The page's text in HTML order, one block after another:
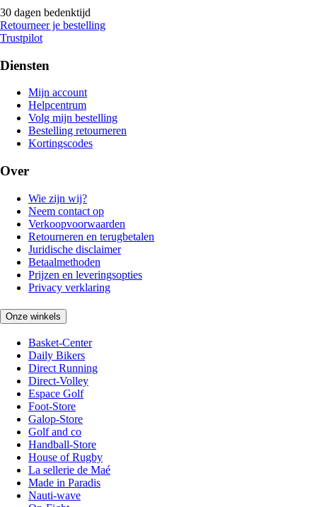
30 dagen bedenktijd
Retourneer je bestelling
Trustpilot
Diensten
Mijn account
Helpcentrum
Volg mijn bestelling
Bestelling retourneren
Kortingscodes
Over
Wie zijn wij?
Neem contact op
Verkoopvoorwaarden
Retourneren en terugbetalen
Juridische disclaimer
Betaalmethoden
Prijzen en leveringsopties
Privacy verklaring
Onze winkels
Basket-Center
Daily Bikers
Direct Running
Direct-Volley
Espace Golf
Foot-Store
Galop-Store
Golf and co
Handball-Store
House of Rugby
La sellerie de Maé
Made in Paradis
Nauti-wave